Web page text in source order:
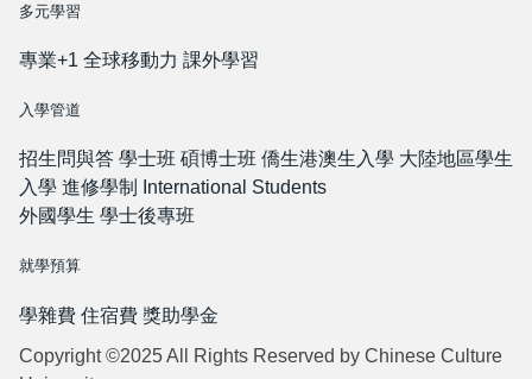
多元學習
專業+1 全球移動力 課外學習
入學管道
招生問與答 學士班 碩博士班 僑生港澳生入學 大陸地區學生
入學 進修學制
International Students
外國學生 學士後專班
就學預算
學雜費 住宿費 獎助學金
Copyright ©2025 All Rights Reserved by Chinese Culture